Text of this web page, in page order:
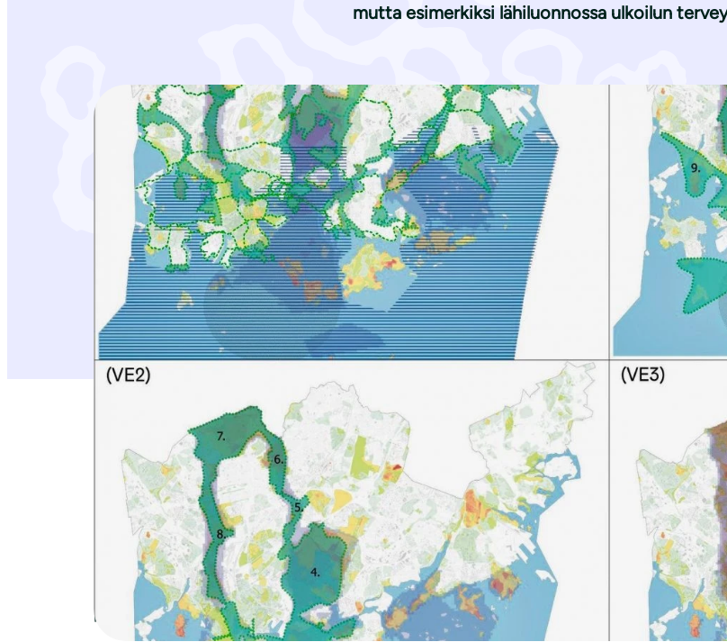
mutta esimerkiksi lähiluonnossa ulkoilun
Helsingin virkamiehet ovat esittäneet kansallisen kaupunkipuiston valmistelun
Helsingin luonnonsuojeluyhdistys pitävät hallinnon perusteluja virheellisinä. Puiston
ulkoilun terveyshyötyjä ei ole arvoitu. Järjestöjen mielestä puisto tulee perustaa nyt
Helsingin kaupunkiympäristölautakunta käsittelee kansallisen kaupunkipuiston
kokouksessaan tiistaina 5.5.2020. Kaupunkiympäristön toimialajohtajan esitys on hylätä
perustaminen. Sen sijasta tehtäisiin suppea ja lain turvaa vailla oleva ”Helsingin